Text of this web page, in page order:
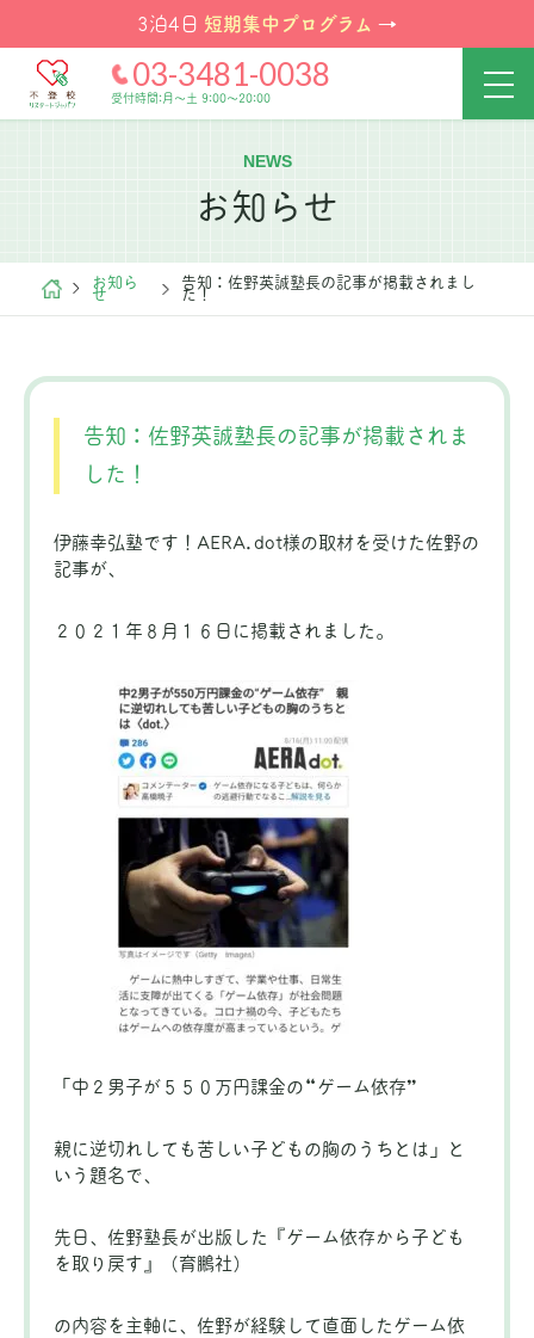
3泊4日 短期集中プログラム →
03-3481-0038
受付時間:月～土 9:00～20:00
NEWS
お知らせ
お知ら
せ
告知：佐野英誠塾長の記事が掲載されまし
た！
告知：佐野英誠塾長の記事が掲載されま
した！
伊藤幸弘塾です！AERA.dot様の取材を受けた佐野の
記事が、
２０２１年８月１６日に掲載されました。
「中２男子が５５０万円課金の“ゲーム依存”
親に逆切れしても苦しい子どもの胸のうちとは」と
いう題名で、
先日、佐野塾長が出版した 『ゲーム依存から子ども
を取り戻す』（育鵬社）
の内容を主軸に、佐野が経験して直面したゲーム依